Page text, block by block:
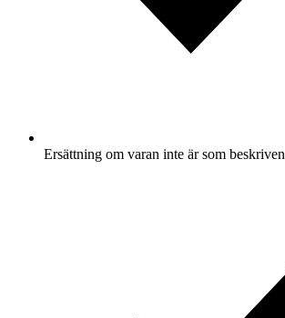
Ersättning om varan inte är som beskriven